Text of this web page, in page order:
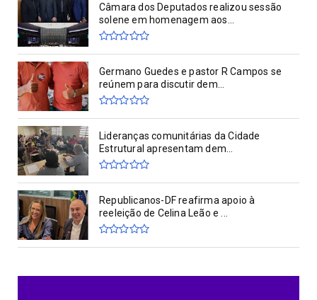
Câmara dos Deputados realizou sessão
solene em homenagem aos...
Germano Guedes e pastor R Campos se
reúnem para discutir dem...
Lideranças comunitárias da Cidade
Estrutural apresentam dem...
Republicanos-DF reafirma apoio à
reeleição de Celina Leão e ...